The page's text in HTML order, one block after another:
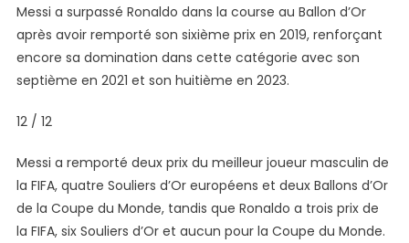
Messi a surpassé Ronaldo dans la course au Ballon d’Or
après avoir remporté son sixième prix en 2019, renforçant
encore sa domination dans cette catégorie avec son
septième en 2021 et son huitième en 2023.
12 / 12
Messi a remporté deux prix du meilleur joueur masculin de
la FIFA, quatre Souliers d’Or européens et deux Ballons d’Or
de la Coupe du Monde, tandis que Ronaldo a trois prix de
la FIFA, six Souliers d’Or et aucun pour la Coupe du Monde.